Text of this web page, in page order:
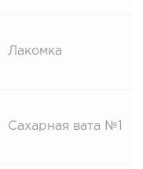
Лакомка
Сахарная вата №1